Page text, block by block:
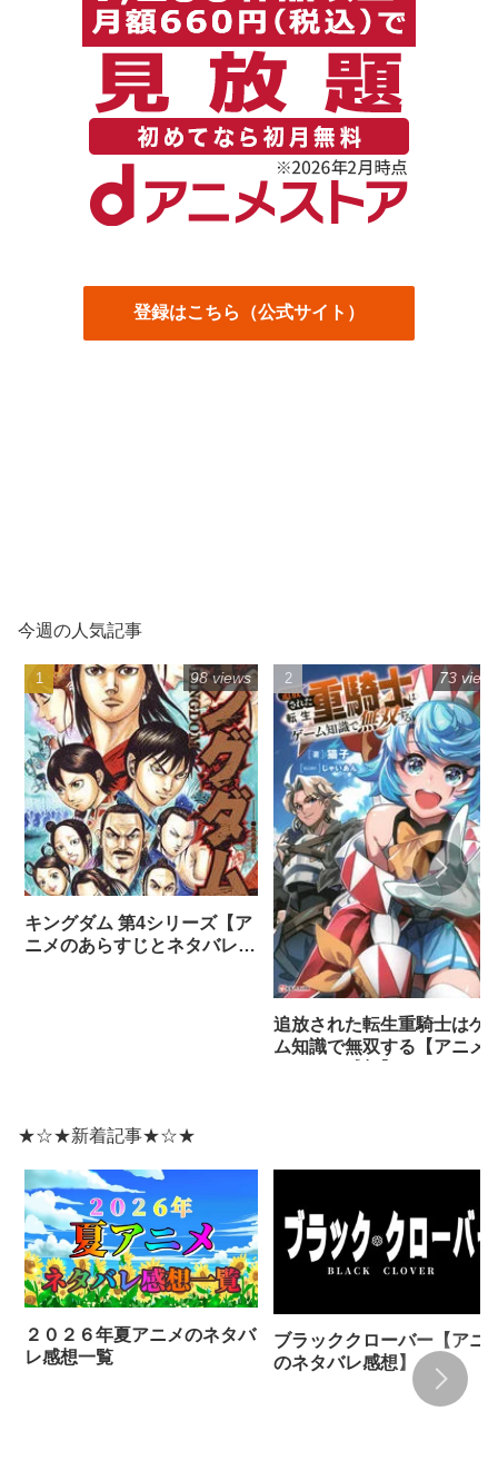
登録はこちら（公式サイト）
今週の人気記事
キングダム 第4シリーズ【ア
ニメのあらすじとネタバレ感
98 views
追放された転生重騎士はゲ
ム知識で無双する【アニメ
73
★☆★新着記事★☆★
２０２６年夏アニメのネタバ
レ感想一覧
ブラッククローバー【アニ
のネタバレ感想】